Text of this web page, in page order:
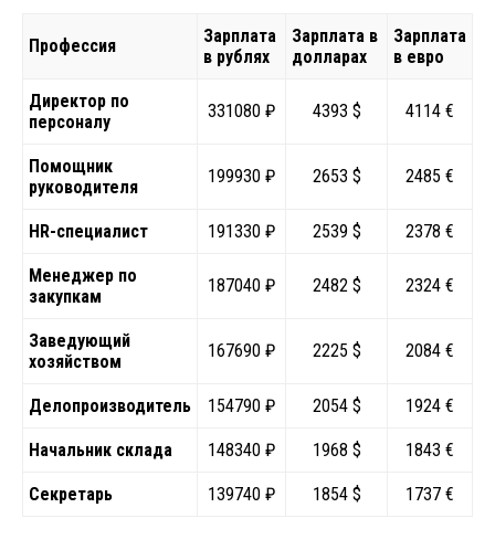
Профессия
Зарплата
в рублях
Зарплата в
долларах
Зарплата
в евро
Директор по
персоналу
331080 ₽ 4393 $ 4114 €
Помощник
руководителя
199930 ₽ 2653 $ 2485 €
HR-специалист 191330 ₽ 2539 $ 2378 €
Менеджер по
закупкам
187040 ₽ 2482 $ 2324 €
Заведующий
хозяйством
167690 ₽ 2225 $ 2084 €
Делопроизводитель 154790 ₽ 2054 $ 1924 €
Начальник склада 148340 ₽ 1968 $ 1843 €
Секретарь 139740 ₽ 1854 $ 1737 €